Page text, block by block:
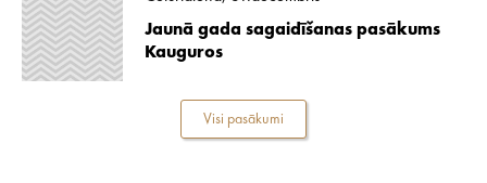
Jaunā gada sagaidīšanas pasākums
Kauguros
Visi pasākumi